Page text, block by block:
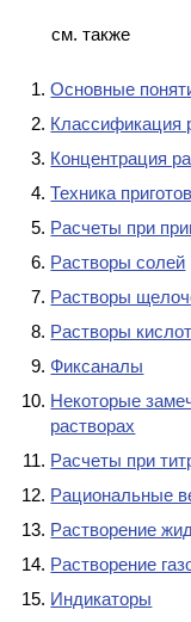
см. также
Основные
Классификация
Концентрация
Техника
Расчеты при
Растворы солей
Растворы
Растворы кислот
Фиксаналы
Некоторые
растворах
Расчеты при
Рациональные
Растворение
Растворение
Индикаторы